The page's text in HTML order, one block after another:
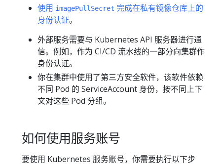
使用 imagePullSecret 完成在私有镜像仓库上的
身份认证。
外部服务需要与 Kubernetes API 服务器进行通
信。例如，作为 CI/CD 流水线的一部分向集群作
身份认证。
你在集群中使用了第三方安全软件，该软件依赖
不同 Pod 的 ServiceAccount 身份，按不同上下
文对这些 Pod 分组。
如何使用服务账号
要使用 Kubernetes 服务账号，你需要执行以下步